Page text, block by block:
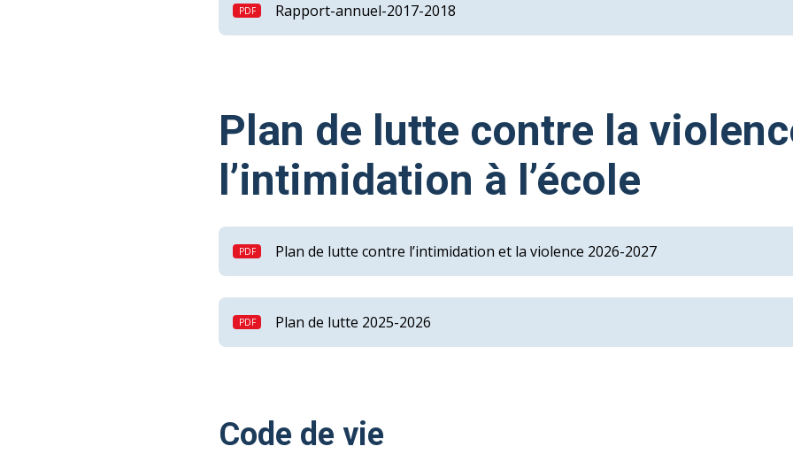
Rapport-annuel-2017-2018
Plan de lutte contre la
l’intimidation à l’école
Plan de lutte contre l’intimidation et la violence 2026-2027
Plan de lutte 2025-2026
Code de vie